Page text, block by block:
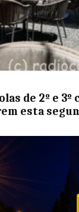
de 2º e
esta